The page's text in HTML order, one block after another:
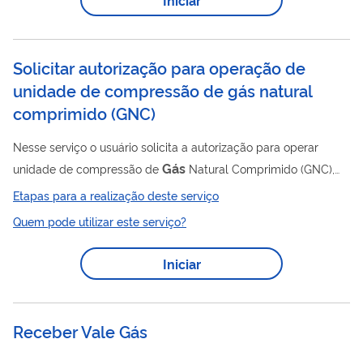
Solicitar autorização para operação de
unidade de compressão de gás natural
comprimido (GNC)
Nesse serviço o usuário solicita a autorização para operar
unidade de compressão de Gás Natural Comprimido (GNC),
de acordo com a Resolução 973 2024 da ANP BR Para utilizar
esse serviço você deve ter um cadastro como usuário externo
do SEI-ANP. Para mais informações acesse o serviço " Solicitar
cadastro como usuário externo no SEI-ANP ".
Etapas para a realização deste serviço
Quem pode utilizar este serviço?
Iniciar
Receber Vale Gás